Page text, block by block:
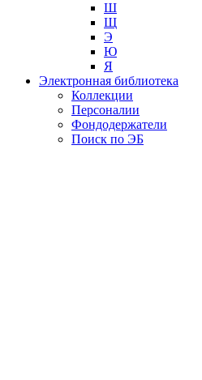
Ш
Щ
Э
Ю
Я
Электронная библиотека
Коллекции
Персоналии
Фондодержатели
Поиск по ЭБ